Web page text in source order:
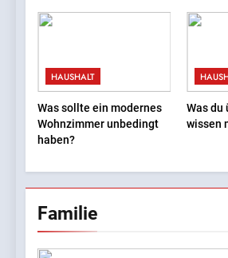
BUSINESS
Hygiene und
Wand- und
HAUSHALT
4
Pflegeheim
HAUSHALT
Was sollte ein modernes
Wohnzimmer unbedingt
haben?
Was du
wissen
Familie